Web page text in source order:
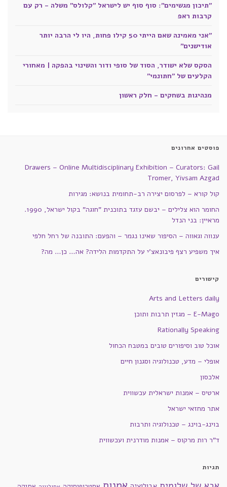
"תיכון מגשימים": סוף סוף יש לישראל "קלולס" משלה - רק עם
קרבות ראפ
"אני מאמינה שאם הייתי 50 קילו פחות, היו לי הרבה יותר
אודישנים"
הסקס שלא ישודר, הסוד של סופי ודור והשינוי בהפקה | מאחורי
הקלעים של "חתונמי"
מנהיגות בשחקים - חלק ראשון
פוסטים אחרונים
Drawers – Online Multidisciplinary Exhibition – Curators: Gail
Tromer, Yivsam Azgad
קול קורא – לפרסום יצירה רב-תחומית בנושא: מגירות
החומר הוא צלילים – יבשם עזגד בתוכנית "חוגה" בקול ישראל, 1990.
מראיין: בני הנדל
ענווה וגאווה – הסיפור שאינו נגמר – והפעם: התובנה של רחל חלפי
איך משפיע רצף פיבונאצ'י על התקדמות הלידה? אה… כן… מה?
קישורים
Arts and Letters daily
E-Mago – מגזין תרבות ותוכן
Rationally Speaking
אוכל טוב וסיפורים טובים במטבח הכחול
אופלי – מדע, טכנולוגיה וסגנון חיים
אלכסון
ארטיס – אמנות ישראלית עכשווית
אתר מחזאי ישראל
בוינג-בוינג – טכנולוגיה ותרבות
ד"ר רות מרקוס – אמנות מודרנית ועכשווית
תגיות